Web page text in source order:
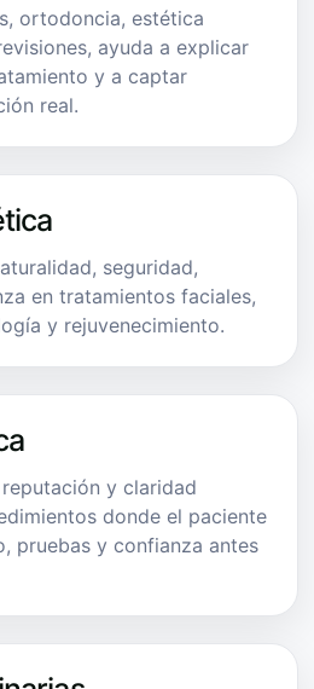
ortodoncia, estética
ayuda a explicar
y a captar
real.
seguridad,
en tratamientos faciales,
y rejuvenecimiento.
y claridad
donde el paciente
pruebas y confianza antes